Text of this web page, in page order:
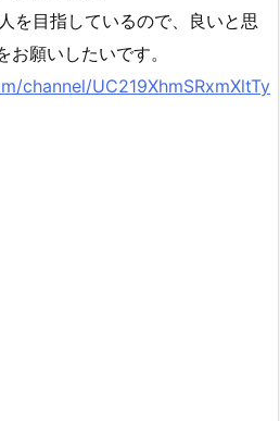
を目指しているので、良いと思
願いしたいです。
channel/UC219XhmSRxmXltTy